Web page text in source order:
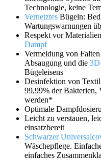
Technologie, keine
Vernetztes Bügeln:
Wartungswarnungen
Respekt vor
Dampf
Vermeidung von
Absaugung und die
Bügeleisens
Desinfektion von
99,99% der Bakterien,
werden*
Optimale
Leicht zu verstauen,
einsatzbereit
Schwarzer
Wäschepflege.
einfaches